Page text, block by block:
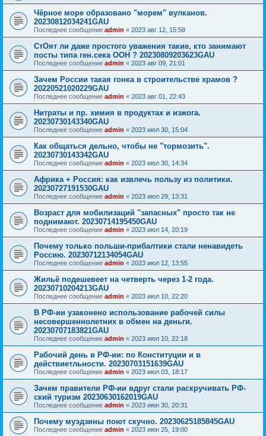
Чёрное море образовано "морем" вулканов.
20230812034241GAU
Последнее сообщение admin « 2023 авг 12, 15:58
СтОят ли даже простого уважения такие, кто занимают
посты типа ген.сека ООН ? 20230809203623GAU
Последнее сообщение admin « 2023 авг 09, 21:01
Зачем России такая гонка в строительстве храмов ?
20220521020229GAU
Последнее сообщение admin « 2023 авг 01, 22:43
Нитраты и пр. химия в продуктах и изжога.
20230730143340GAU
Последнее сообщение admin « 2023 июл 30, 15:04
Как общаться дельно, чтобы не "тормозить".
20230730143342GAU
Последнее сообщение admin « 2023 июл 30, 14:34
Африка + Россия: как извлечь пользу из политики.
20230727191530GAU
Последнее сообщение admin « 2023 июл 29, 13:31
Возраст для мобилизаций "запасных" просто так не
поднимают. 20230714195450GAU
Последнее сообщение admin « 2023 июл 14, 20:19
Почему только польши-прибалтики стали ненавидеть
Россию. 20230712134054GAU
Последнее сообщение admin « 2023 июл 12, 13:55
Жильё подешевеет на четверть через 1-2 года.
20230710204213GAU
Последнее сообщение admin « 2023 июл 10, 22:20
В РФ-ии узаконено использование рабочей силы
несовершеннолетних в обмен на деньги.
20230707183821GAU
Последнее сообщение admin « 2023 июл 10, 22:18
Рабочий день в РФ-ии: по Конституции и в
действиетльности. 20230703151639GAU
Последнее сообщение admin « 2023 июл 03, 18:17
Зачем правители РФ-ии вдруг стали раскручивать РФ-
ский туризм 20230630162019GAU
Последнее сообщение admin « 2023 июн 30, 20:31
Почему муэдзины поют скучно. 20230625185845GAU
Последнее сообщение admin « 2023 июн 25, 19:00